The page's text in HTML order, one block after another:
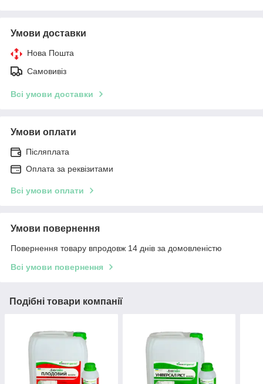
Умови доставки
Нова Пошта
Самовивіз
Всі умови доставки
Умови оплати
Післяплата
Оплата за реквізитами
Всі умови оплати
Умови повернення
Повернення товару впродовж 14 днів за домовленістю
Всі умови повернення
Подібні товари компанії